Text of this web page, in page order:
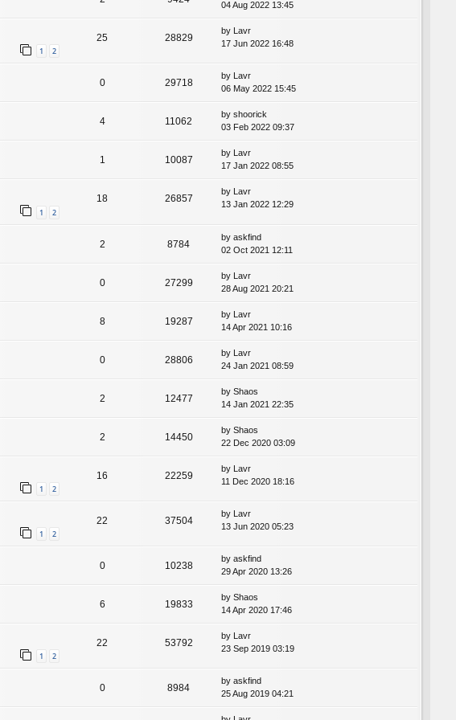
04 Aug 2022 13:45
1 2
25 28829
by
Lavr
17 Jun 2022 16:48
0 29718
by Lavr
06 May 2022 15:45
4 11062
by shoorick
03 Feb 2022 09:37
1 10087
by Lavr
17 Jan 2022 08:55
1 2
18 26857
by Lavr
13 Jan 2022 12:29
2 8784
by askfind
02 Oct 2021 12:11
0 27299
by Lavr
28 Aug 2021 20:21
8 19287
by Lavr
14 Apr 2021 10:16
0 28806
by Lavr
24 Jan 2021 08:59
2 12477
by Shaos
14 Jan 2021 22:35
2 14450
by Shaos
22 Dec 2020 03:09
1 2
16 22259
by Lavr
11 Dec 2020 18:16
1 2
22 37504
by Lavr
13 Jun 2020 05:23
0 10238
by askfind
29 Apr 2020 13:26
6 19833
by Shaos
14 Apr 2020 17:46
1 2
22 53792
by Lavr
23 Sep 2019 03:19
0 8984
by askfind
25 Aug 2019 04:21